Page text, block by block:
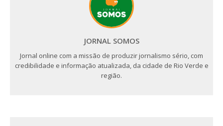
JORNAL SOMOS
Jornal online com a missão de produzir jornalismo sério, com
credibilidade e informação atualizada, da cidade de Rio Verde e
região.